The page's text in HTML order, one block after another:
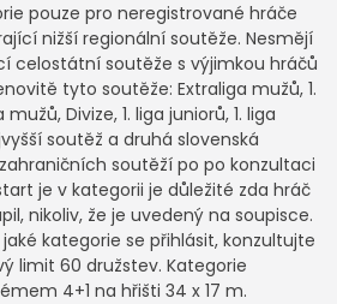
pouze pro neregistrované hráče
nižší regionální soutěže. Nesmějí
celostátní soutěže s výjimkou hráčů
tyto soutěže: Extraliga mužů, 1.
Divize, 1. liga juniorů, 1. liga
soutěž a druhá slovenská
soutěží po po konzultaci
je v kategorii je důležité zda hráč
nikoliv, že je uvedený na soupisce.
kategorie se přihlásit, konzultujte
limit 60 družstev. Kategorie
4+1 na hřišti 34 x 17 m.